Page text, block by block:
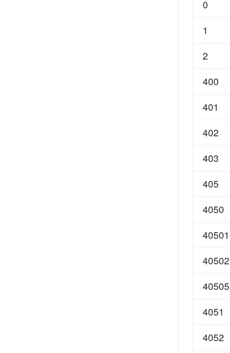
0
1
2
400
401
402
403
405
4050
40501
40502
40505
4051
4052